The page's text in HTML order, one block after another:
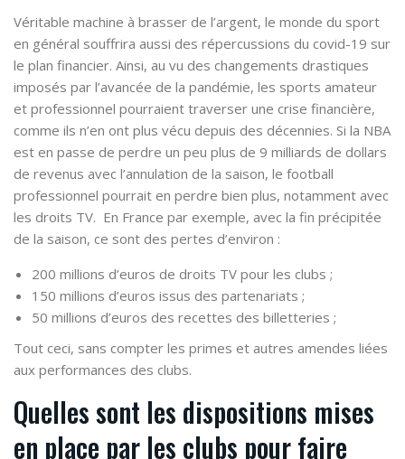
Véritable machine à brasser de l’argent, le monde du sport
en général souffrira aussi des répercussions du covid-19 sur
le plan financier. Ainsi, au vu des changements drastiques
imposés par l’avancée de la pandémie, les sports amateur
et professionnel pourraient traverser une crise financière,
comme ils n’en ont plus vécu depuis des décennies. Si la NBA
est en passe de perdre un peu plus de 9 milliards de dollars
de revenus avec l’annulation de la saison, le football
professionnel pourrait en perdre bien plus, notamment avec
les droits TV. En France par exemple, avec la fin précipitée
de la saison, ce sont des pertes d’environ :
200 millions d’euros de droits TV pour les clubs ;
150 millions d’euros issus des partenariats ;
50 millions d’euros des recettes des billetteries ;
Tout ceci, sans compter les primes et autres amendes liées
aux performances des clubs.
Quelles sont les dispositions mises
en place par les clubs pour faire